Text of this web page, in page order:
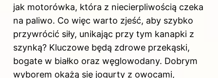
jak motorówka, która z niecierpliwością czeka
na paliwo. Co więc warto zjeść, aby szybko
przywrócić siły, unikając przy tym kanapki z
szynką? Kluczowe będą zdrowe przekąski,
bogate w białko oraz węglowodany. Dobrym
wyborem okażą się jogurty z owocami,